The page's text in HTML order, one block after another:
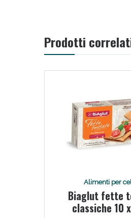
Prodotti
Alimenti per
Biaglut fette
classiche 10